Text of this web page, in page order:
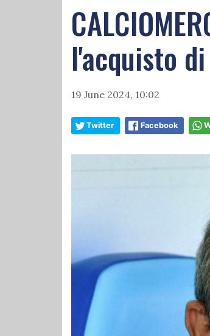
l'acquisto
19 June 2024, 10:02
Twitter Facebook